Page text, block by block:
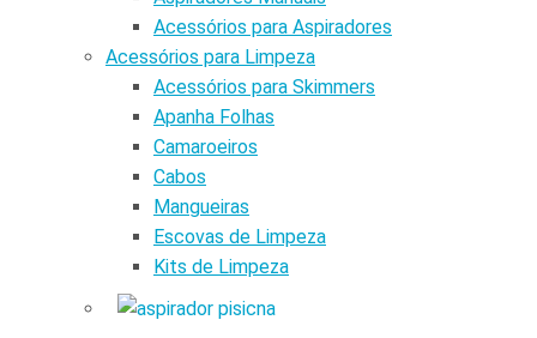
Acessórios para Aspiradores
Acessórios para Limpeza
Acessórios para Skimmers
Apanha Folhas
Camaroeiros
Cabos
Mangueiras
Escovas de Limpeza
Kits de Limpeza